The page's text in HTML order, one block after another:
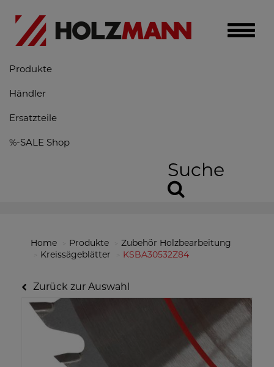
Toggle
Produkte
Händler
Ersatzteile
%-SALE Shop
Suche
Home Produkte
Zubehör Holzbearbeitung
Kreissägeblätter
KSBA30532Z84
Zurück zur Auswahl